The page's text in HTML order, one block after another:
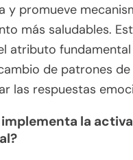
y promueve
más saludables.
atributo fundamental
de patrones
las respuestas
implementa la